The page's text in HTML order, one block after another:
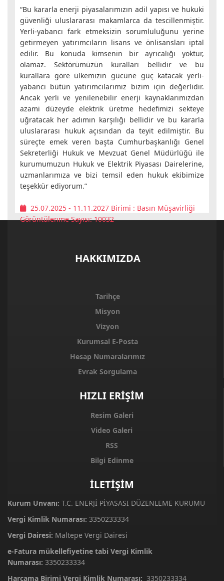
“Bu kararla enerji piyasalarımızın adil yapısı ve hukuki
güvenliği uluslararası makamlarca da tescillenmiştir.
Yerli-yabancı fark etmeksizin sorumluluğunu yerine
getirmeyen yatırımcıların lisans ve önlisansları iptal
edilir. Bu konuda kimsenin bir ayrıcalığı yoktur,
olamaz. Sektörümüzün kuralları bellidir ve bu
kurallara göre ülkemizin gücüne güç katacak yerli-
yabancı bütün yatırımcılarımız bizim için değerlidir.
Ancak yerli ve yenilenebilir enerji kaynaklarımızdan
azami düzeyde elektrik üretme hedefimizi sekteye
uğratacak her adımın karşılığı bellidir ve bu kararla
uluslararası hukuk açısından da teyit edilmiştir. Bu
süreçte emek veren başta Cumhurbaşkanlığı Genel
Sekreterliği Hukuk ve Mevzuat Genel Müdürlüğü ile
kurumumuzun Hukuk ve Elektrik Piyasası Dairelerine,
uzmanlarımıza ve bizi temsil eden hukuk ekibimize
teşekkür ediyorum.”
25.07.2025 - 11.11.2027 Birimi : Basın Müşavirliği
Görüntülenme Sayısı: 10032
HAKKIMIZDA
Tarihçe
Misyon
Vizyon
Kurumsal E-Posta
Hesap Numaralarımız
Evrak Sorgulama
HIZLI ERİŞİM
Resim Galeri
Video Galeri
RSS
Bilgi Edinme
İLETİŞİM
Kurum Unvanı: T.C. ENERJİ PİYASASI DÜZENLEME KURUMU
Vergi Kimlik Numarası: 3350233334
Vergi Dairesi: Maltepe Vergi Dairesi
e-Fatura mükellefiyetine tabi Vergi Kimlik
Numarası: 3350233334
Harcama Birimi Vergi Kimlik Numarası: 3350233334